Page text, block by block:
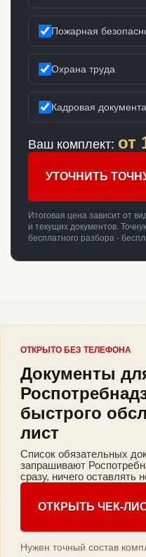
Пожарная
Охрана труда
Кадровая
Ваш комплект: от
УТОЧНИТЬ
Итоговая цена зависит от
и текущих документов.
бесплатного разбора -
ОТКРЫТО БЕЗ ТЕЛЕФОНА
Документы
быстрого
лист
Список обязательных
запрашивают
сразу, ничего оставлять
ОТКРЫТЬ ЧЕК-
Нужен точный состав